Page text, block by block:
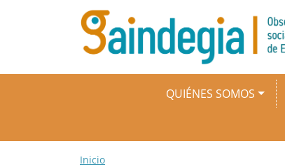
Pasar al contenido principal
Navegación principal
QUIÉNES SOMOS
Inicio